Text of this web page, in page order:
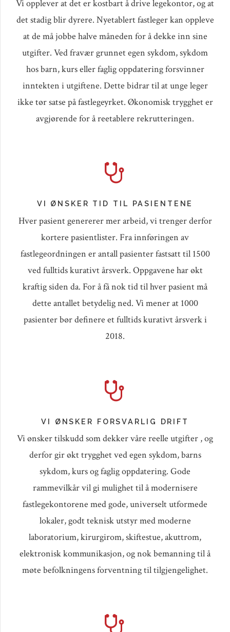
Vi opplever at det er kostbart å drive legekontor, og at
det stadig blir dyrere. Nyetablert fastleger kan oppleve
at de må jobbe halve måneden for å dekke inn sine
utgifter. Ved fravær grunnet egen sykdom, sykdom
hos barn, kurs eller faglig oppdatering forsvinner
inntekten i utgiftene. Dette bidrar til at unge leger
ikke tør satse på fastlegeyrket. Økonomisk trygghet er
avgjørende for å reetablere rekrutteringen.
VI ØNSKER TID TIL PASIENTENE
Hver pasient genererer mer arbeid, vi trenger derfor
kortere pasientlister. Fra innføringen av
fastlegeordningen er antall pasienter fastsatt til 1500
ved fulltids kurativt årsverk. Oppgavene har økt
kraftig siden da. For å få nok tid til hver pasient må
dette antallet betydelig ned. Vi mener at 1000
pasienter bør definere et fulltids kurativt årsverk i
2018.
VI ØNSKER FORSVARLIG DRIFT
Vi ønsker tilskudd som dekker våre reelle utgifter , og
derfor gir økt trygghet ved egen sykdom, barns
sykdom, kurs og faglig oppdatering. Gode
rammevilkår vil gi mulighet til å modernisere
fastlegekontorene med gode, universelt utformede
lokaler, godt teknisk utstyr med moderne
laboratorium, kirurgirom, skiftestue, akuttrom,
elektronisk kommunikasjon, og nok bemanning til å
møte befolkningens forventning til tilgjengelighet.